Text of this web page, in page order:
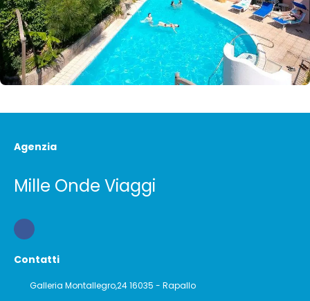
Agenzia
Mille Onde Viaggi
Contatti
Galleria Montallegro,24 16035 - Rapallo